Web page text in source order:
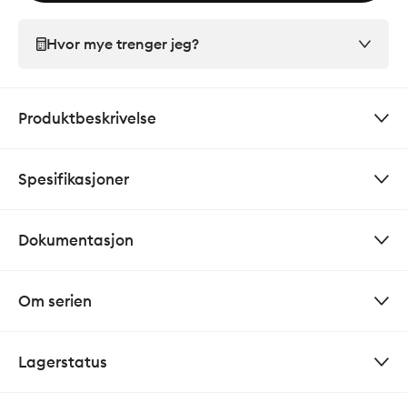
Hvor mye trenger jeg?
Produktbeskrivelse
Spesifikasjoner
Dokumentasjon
Om serien
Lagerstatus